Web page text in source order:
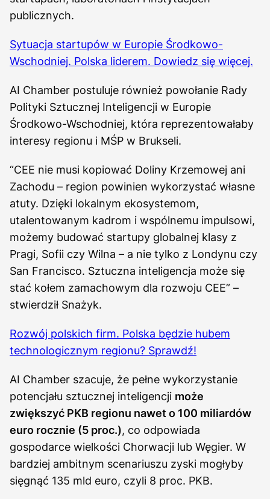
publicznych.
Sytuacja startupów w Europie Środkowo-
Wschodniej. Polska liderem. Dowiedz się więcej.
AI Chamber postuluje również powołanie Rady
Polityki Sztucznej Inteligencji w Europie
Środkowo-Wschodniej, która reprezentowałaby
interesy regionu i MŚP w Brukseli.
“CEE nie musi kopiować Doliny Krzemowej ani
Zachodu – region powinien wykorzystać własne
atuty. Dzięki lokalnym ekosystemom,
utalentowanym kadrom i wspólnemu impulsowi,
możemy budować startupy globalnej klasy z
Pragi, Sofii czy Wilna – a nie tylko z Londynu czy
San Francisco. Sztuczna inteligencja może się
stać kołem zamachowym dla rozwoju CEE” –
stwierdził Snażyk.
Rozwój polskich firm. Polska będzie hubem
technologicznym regionu? Sprawdź!
AI Chamber szacuje, że pełne wykorzystanie
potencjału sztucznej inteligencji może
zwiększyć PKB regionu nawet o 100 miliardów
euro rocznie (5 proc.), co odpowiada
gospodarce wielkości Chorwacji lub Węgier. W
bardziej ambitnym scenariuszu zyski mogłyby
sięgnąć 135 mld euro, czyli 8 proc. PKB.